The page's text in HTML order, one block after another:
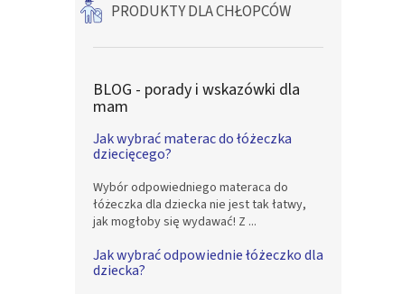
PRODUKTY DLA CHŁOPCÓW
BLOG - porady i wskazówki dla
mam
Jak wybrać materac do łóżeczka
dziecięcego?
Wybór odpowiedniego materaca do
łóżeczka dla dziecka nie jest tak łatwy,
jak mogłoby się wydawać! Z ...
Jak wybrać odpowiednie łóżeczko dla
dziecka?